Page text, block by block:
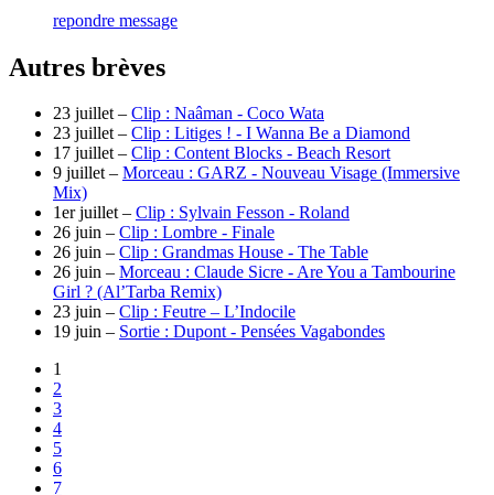
repondre message
Autres brèves
23 juillet – Clip : Naâman - Coco Wata
23 juillet – Clip : Litiges ! - I Wanna Be a Diamond
17 juillet – Clip : Content Blocks - Beach Resort
9 juillet – Morceau : GARZ - Nouveau Visage (Immersive
Mix)
1er juillet – Clip : Sylvain Fesson - Roland
26 juin – Clip : Lombre - Finale
26 juin – Clip : Grandmas House - The Table
26 juin – Morceau : Claude Sicre - Are You a Tambourine
Girl ? (Al’Tarba Remix)
23 juin – Clip : Feutre – L’Indocile
19 juin – Sortie : Dupont - Pensées Vagabondes
1
2
3
4
5
6
7